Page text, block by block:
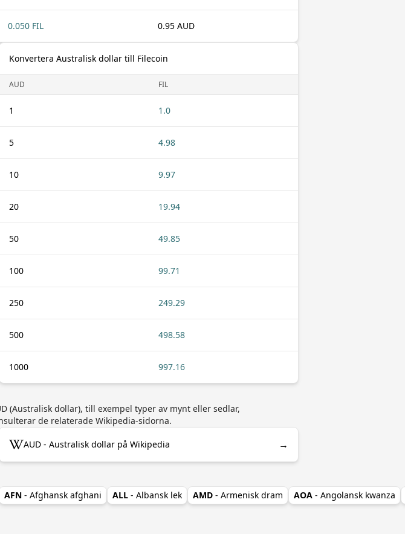
0.050 FIL 0.95 AUD
Konvertera Australisk dollar till Filecoin
AUD FIL
1 1.0
5 4.98
10 9.97
20 19.94
50 49.85
100 99.71
250 249.29
500 498.58
1000 997.16
(Australisk dollar), till exempel typer av mynt eller sedlar,
de relaterade Wikipedia-sidorna.
AUD - Australisk dollar på Wikipedia →
AFN - Afghansk afghani ALL - Albansk lek AMD - Armenisk dram AOA - Angolansk kwanza